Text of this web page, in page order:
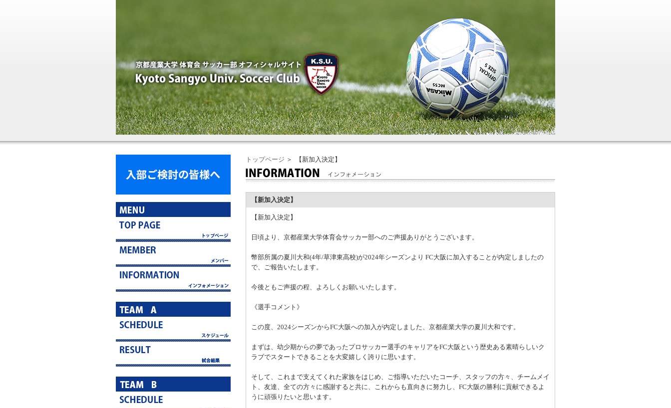
トップページ ＞ 【新加入決定】
【新加入決定】
【新加入決定】
日頃より、京都産業大学体育会サッカー部へのご声援ありがとうございます。
幣部所属の夏川大和(4年/草津東高校)が2024年シーズンより FC大阪に加入することが内定しましたの
で、ご報告いたします。
今後ともご声援の程、よろしくお願いいたします。
《選手コメント》
この度、2024シーズンからFC大阪への加入が内定しました、京都産業大学の夏川大和です。
まずは、幼少期からの夢であったプロサッカー選手のキャリアをFC大阪という歴史ある素晴らしいク
ラブでスタートできることを大変嬉しく誇りに思います。
そして、これまで支えてくれた家族をはじめ、ご指導いただいたコーチ、スタッフの方々、チームメイ
ト、友達、全ての方々に感謝すると共に、これからも直向きに努力し、FC大阪の勝利に貢献できるよ
うに頑張りたいと思います。